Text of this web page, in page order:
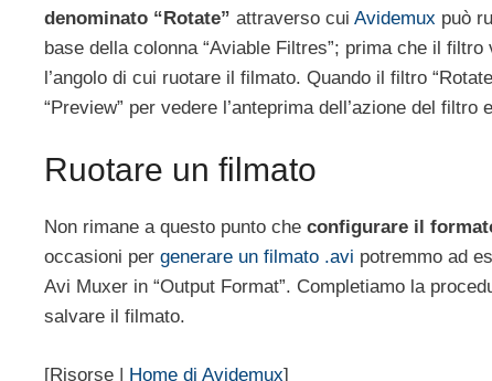
denominato “Rotate” attraverso cui Avidemux può
base della colonna “Aviable Filtres”; prima che il
l’angolo di cui ruotare il filmato. Quando il filtro
“Preview” per vedere l’anteprima dell’azione del
Ruotare un filmato
Non rimane a questo punto che configurare il
occasioni per generare un filmato .avi potremmo ad
Avi Muxer in “Output Format”. Completiamo la
salvare il filmato.
[Risorse | Home di Avidemux]